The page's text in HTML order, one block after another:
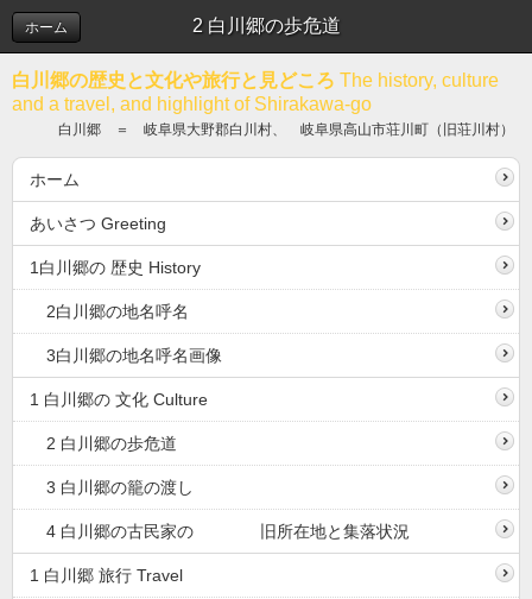
2 白川郷の歩危道
ホーム
白川郷の歴史と文化や旅行と見どころ The history, culture
and a travel, and highlight of Shirakawa-go
白川郷 ＝ 岐阜県大野郡白川村、 岐阜県高山市荘川町（旧荘川村）
ホーム
あいさつ Greeting
1白川郷の 歴史 History
2白川郷の地名呼名
3白川郷の地名呼名画像
1 白川郷の 文化 Culture
2 白川郷の歩危道
3 白川郷の籠の渡し
4 白川郷の古民家の 旧所在地と集落状況
1 白川郷 旅行 Travel